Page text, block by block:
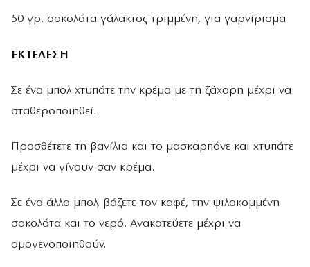
50 γρ. σοκολάτα γάλακτος τριμμένη, για γαρνίρισμα
ΕΚΤΕΛΕΣΗ
Σε ένα μπολ χτυπάτε την κρέμα με τη ζάχαρη μέχρι να
σταθεροποιηθεί.
Προσθέτετε τη βανίλια και το μασκαρπόνε και χτυπάτε
μέχρι να γίνουν σαν κρέμα.
Σε ένα άλλο μπολ, βάζετε τον καφέ, την ψιλοκομμένη
σοκολάτα και το νερό. Ανακατεύετε μέχρι να
ομογενοποιηθούν.